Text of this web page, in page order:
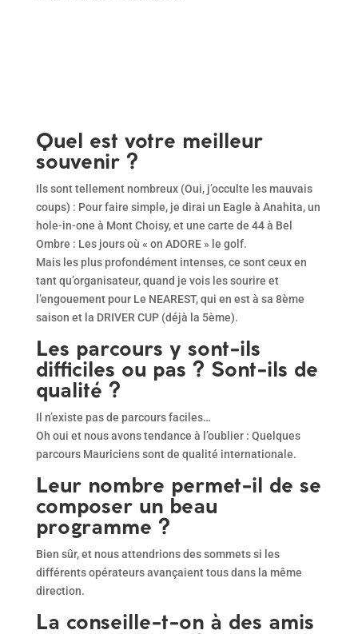
Quel est votre meilleur
souvenir ?
Ils sont tellement nombreux (Oui, j’occulte les mauvais
coups) : Pour faire simple, je dirai un Eagle à Anahita, un
hole-in-one à Mont Choisy, et une carte de 44 à Bel
Ombre : Les jours où « on ADORE » le golf.
Mais les plus profondément intenses, ce sont ceux en
tant qu’organisateur, quand je vois les sourire et
l’engouement pour Le NEAREST, qui en est à sa 8ème
saison et la DRIVER CUP (déjà la 5ème).
Les parcours y sont-ils
difficiles ou pas ? Sont-ils de
qualité ?
Il n’existe pas de parcours faciles…
Oh oui et nous avons tendance à l’oublier : Quelques
parcours Mauriciens sont de qualité internationale.
Leur nombre permet-il de se
composer un beau
programme ?
Bien sûr, et nous attendrions des sommets si les
différents opérateurs avançaient tous dans la même
direction.
La conseille-t-on à des amis